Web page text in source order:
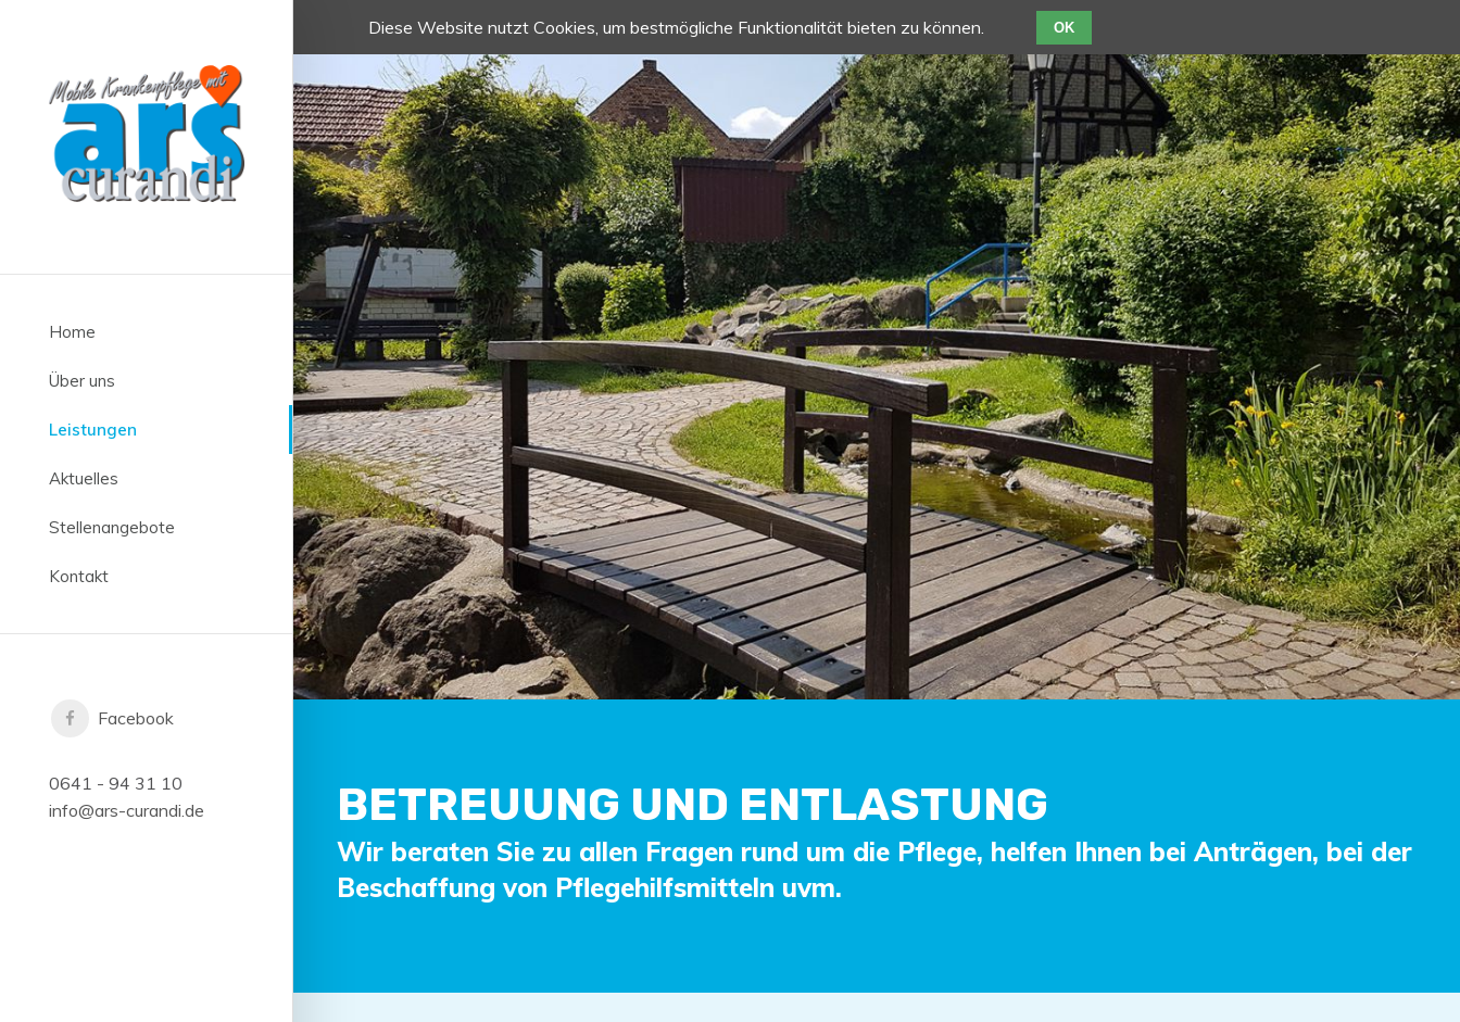
Home
Über uns
Leistungen
Aktuelles
Stellenangebote
Kontakt
Facebook
0641 - 94 31 10
info@ars-curandi.de
BETREUUNG UND ENTLASTUNG
Wir beraten Sie zu allen Fragen rund um die Pflege, helfen Ihnen bei Anträgen, bei der
Beschaffung von Pflegehilfsmitteln uvm.
Diese Website nutzt Cookies, um bestmögliche Funktionalität bieten zu können. OK